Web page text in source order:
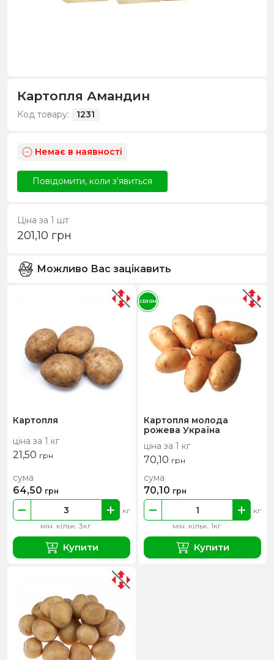
Картопля Амандин
Код товару: 1231
Немає в наявності
Повідомити, коли з'явиться
Ціна за 1 шт
201,10 грн
Можливо Вас зацікавить
Картопля
ціна за 1 кг
21,50 грн
мін. кільк. 3кг
кг
сума
64,50 грн
Купити
Картопля молода
рожева Україна
ціна за 1 кг
70,10 грн
мін. кільк. 1кг
кг
сума
70,10 грн
Купити
СЕЗОН